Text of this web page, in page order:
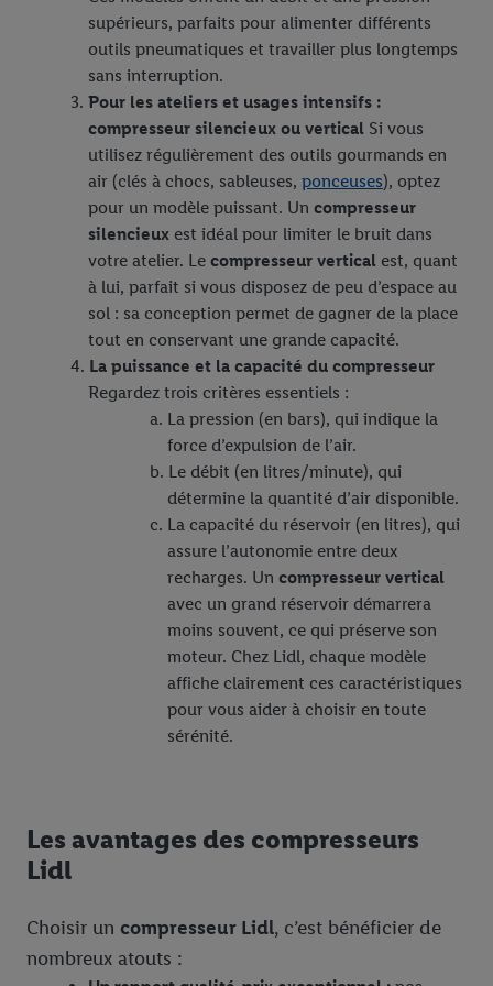
supérieurs, parfaits pour alimenter différents
outils pneumatiques et travailler plus longtemps
sans interruption.
Pour les ateliers et usages intensifs :
compresseur silencieux ou vertical Si vous
utilisez régulièrement des outils gourmands en
air (clés à chocs, sableuses, ponceuses), optez
pour un modèle puissant. Un compresseur
silencieux est idéal pour limiter le bruit dans
votre atelier. Le compresseur vertical est, quant
à lui, parfait si vous disposez de peu d’espace au
sol : sa conception permet de gagner de la place
tout en conservant une grande capacité.
La puissance et la capacité du compresseur
Regardez trois critères essentiels :
La pression (en bars), qui indique la
force d’expulsion de l’air.
Le débit (en litres/minute), qui
détermine la quantité d’air disponible.
La capacité du réservoir (en litres), qui
assure l’autonomie entre deux
recharges. Un compresseur vertical
avec un grand réservoir démarrera
moins souvent, ce qui préserve son
moteur. Chez Lidl, chaque modèle
affiche clairement ces caractéristiques
pour vous aider à choisir en toute
sérénité.
Les avantages des compresseurs
Lidl
Choisir un compresseur Lidl, c’est bénéficier de
nombreux atouts :
dont dispose Criteo S.A.
Sous « Personnaliser », vous pouvez autoriser des finalités
individuelles et trouver de plus amples informations sur le
traitement des données.
En cliquant sur « Refuser », vous pouvez autoriser uniquement
l’utilisation des technologies nécessaires. En cliquant sur «
Accepter », vous autorisez tous les traitements pour toutes les
finalités susmentionnées. Vous trouverez de plus amples
informations sur la durée de conservation des données et votre
droit de révoquer votre consentement à tout moment avec effet
pour l’avenir dans notre déclaration relative à la protection des
Vous trouverez les impressions ici.